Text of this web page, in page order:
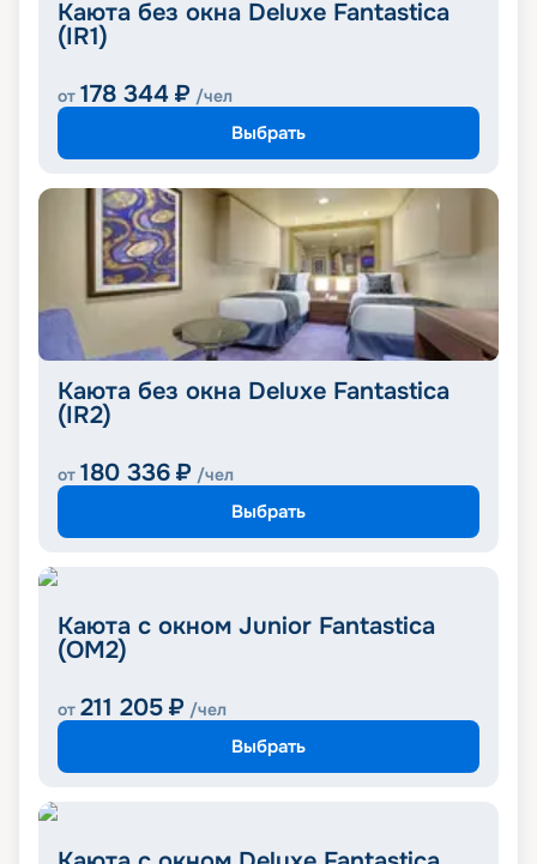
Каюта без окна Deluxe Fantastica
(IR1)
от 178 344 ₽ /чел
Выбрать
Каюта без окна Deluxe Fantastica
(IR2)
от 180 336 ₽ /чел
Выбрать
Каюта с окном Junior Fantastica
(OM2)
от 211 205 ₽ /чел
Выбрать